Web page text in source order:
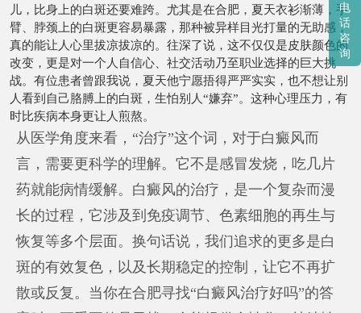
儿，比身上的白斑还要难跨。尤其是在合肥，夏天衣衫渐薄，手
臂、脖颈上的白斑更容易暴露，那种被异样目光打量的无助感，
真的能让人心里拔凉拔凉的。往深了说，这不仅仅是皮肤颜色的
改变，更是对一个人自信心、社交活动乃至职业选择的巨大挑
战。有位患者曾跟我说，夏天他宁愿捂得严严实实，也不想让别
人看到自己胳膊上的白斑，生怕别人“嫌弃”。这种心理压力，有
时比疾病本身更让人煎熬。
从医学角度来看，“治疗”这个词，对于白癜风而
言，需要更科学的理解。它不是感冒发烧，吃几片
药就能病情缓解。白癜风的治疗，是一个复杂而漫
长的过程，它涉及到免疫调节、色素细胞的再生与
恢复等多个层面。换句话说，我们追求的更多是白
斑的有效复色，以及长期稳定的控制，让它不再扩
散或反复。当你在合肥寻找“白癜风治疗好吗”的答
电
话
咨
询